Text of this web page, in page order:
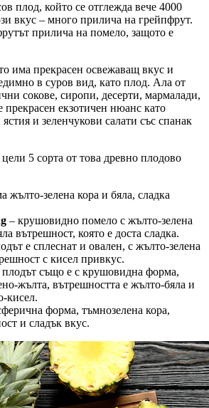
плод, който се отглежда вече 4000
вкус – много прилича на грейпфрут.
прилича на помело, защото е
има прекрасен освежаващ вкус и
в суров вид, като плод. Ала от
сокове, сиропи, десерти, мармалади,
прекрасен екзотичен нюанс като
и зеленчукови салати със спанак
5 сорта от това древно плодово
жълто-зелена кора и бяла, сладка
– крушовидно помело с жълто-зелена
вътрешност, която е доста сладка.
е сплеснат и овален, с жълто-зелена
с кисел привкус.
плодът също е с крушовидна форма,
жълта, вътрешността е жълто-бяла и
кисел.
форма, тъмнозелена кора,
и сладък вкус.